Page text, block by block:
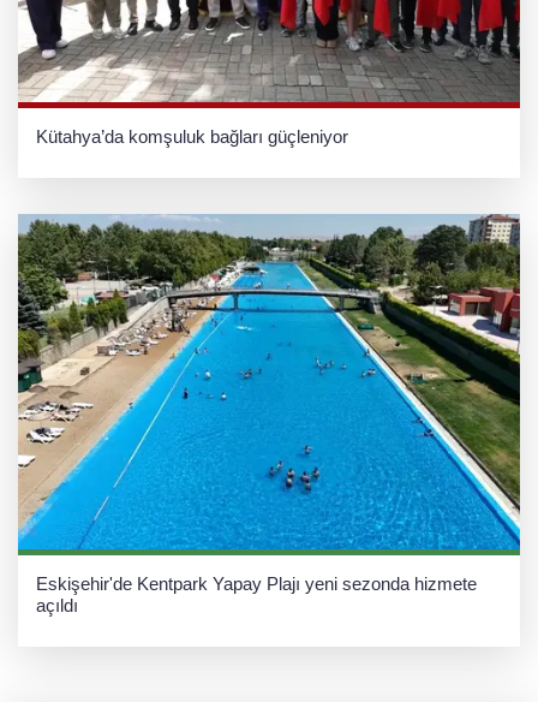
Kütahya’da komşuluk bağları güçleniyor
Eskişehir'de Kentpark Yapay Plajı yeni sezonda hizmete
açıldı